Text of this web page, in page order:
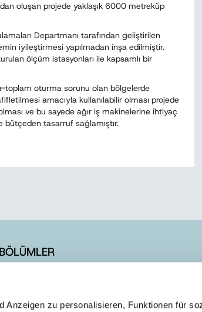
Anzeigen zu personalisieren, Funktionen für
oluşan projede yaklaşık 6000 metreküp
Departmanı tarafından geliştirilen
iyileştirmesi yapılmadan inşa edilmiştir.
ölçüm istasyonları ile kapsamlı bir
toplam oturma sorunu olan bölgelerde
amacıyla kullanılabilir olması projede
ve bu sayede ağır iş makinelerine ihtiyaç
bütçeden tasarruf sağlamıştır.
ÜYELİK